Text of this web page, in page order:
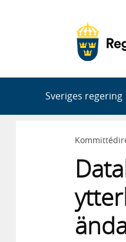
Sveriges regering